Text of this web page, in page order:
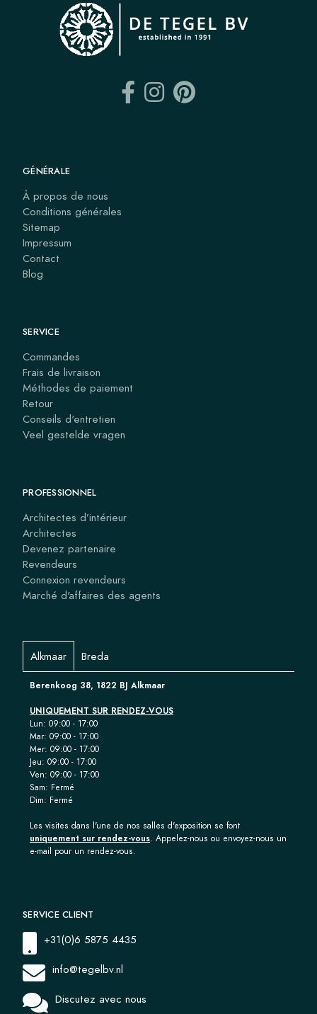
GÉNÉRALE
À propos de nous
Conditions générales
Sitemap
Impressum
Contact
Blog
SERVICE
Commandes
Frais de livraison
Méthodes de paiement
Retour
Conseils d'entretien
Veel gestelde vragen
PROFESSIONNEL
Architectes d’intérieur
Architectes
Devenez partenaire
Revendeurs
Connexion revendeurs
Marché d'affaires des agents
Alkmaar Breda
Berenkoog 38, 1822 BJ Alkmaar
UNIQUEMENT SUR RENDEZ-VOUS
Lun: 09:00 - 17:00
Mar: 09:00 - 17:00
Mer: 09:00 - 17:00
Jeu: 09:00 - 17:00
Ven: 09:00 - 17:00
Sam: Fermé
Dim: Fermé
Les visites dans l'une de nos salles d'exposition se font
uniquement sur rendez-vous. Appelez-nous ou envoyez-nous un
e-mail pour un rendez-vous.
SERVICE CLIENT
+31(0)6 5875 4435
info@tegelbv.nl
Discutez avec nous